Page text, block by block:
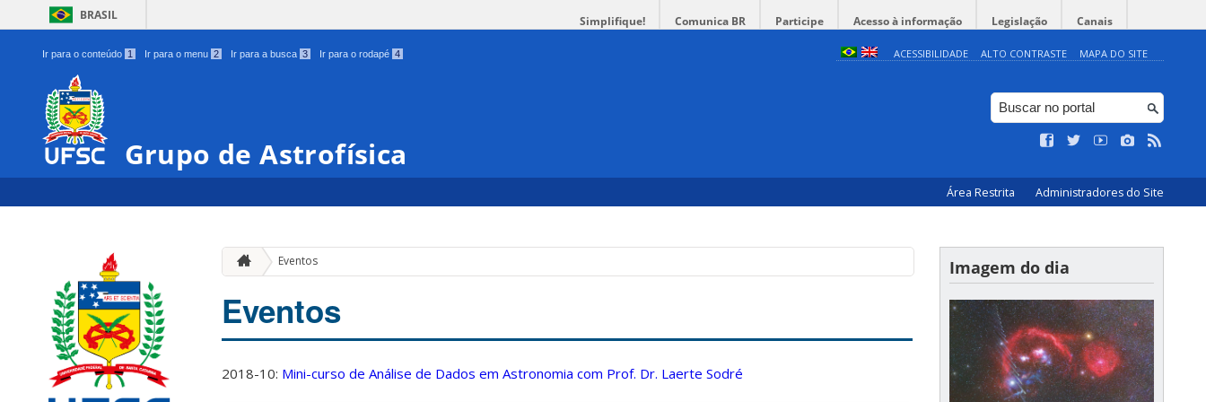
BRASIL Simplifique! Comunica BR Participe Acesso à informação Legislação Canais
Ir para o conteúdo 1 Ir para o menu 2 Ir para a busca 3 Ir para o rodapé 4 ACESSIBILIDADE ALTO CONTRASTE MAPA DO SITE
Grupo de Astrofísica
Área Restrita Administradores do Site
Eventos
Eventos
2018-10: Mini-curso de Análise de Dados em Astronomia com Prof. Dr. Laerte Sodré
Imagem do dia